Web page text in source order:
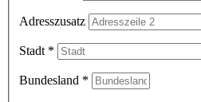
Adresszusatz
Stadt *
Bundesland *